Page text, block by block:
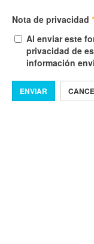
Nota de privacidad *
Al enviar este
privacidad de
información
ENVIAR